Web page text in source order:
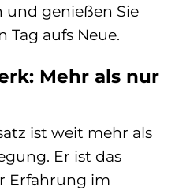
und genießen Sie
Tag aufs Neue.
Mehr als nur
ist weit mehr als
Er ist das
Erfahrung im